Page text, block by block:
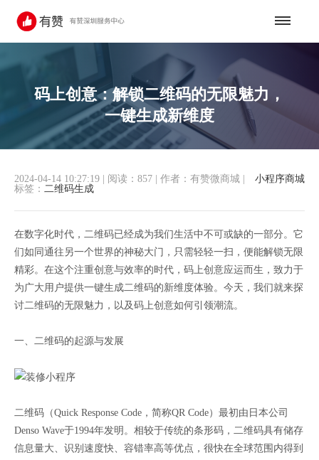
码上创意：解锁二维码的无限魅力，
一键生成新维度
小程序商城
2024-04-14 10:27:19 阅读：857 作者：有赞微商城
标签： 二维码生成
在数字化时代，二维码已经成为我们生活中不可或缺的一部分。它
们如同通往另一个世界的神秘大门，只需轻轻一扫，便能解锁无限
精彩。在这个注重创意与效率的时代，码上创意应运而生，致力于
为广大用户提供一键生成二维码的新维度体验。今天，我们就来探
讨二维码的无限魅力，以及码上创意如何引领潮流。
一、二维码的起源与发展
二维码（Quick Response Code，简称QR Code）最初由日本公司
Denso Wave于1994年发明。相较于传统的条形码，二维码具有储存
信息量大、识别速度快、容错率高等优点，很快在全球范围内得到